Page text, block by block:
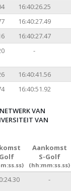
16:40:26.25
16:40:27.49
16:40:27.47
-
16:40:41.56
16:40:51.92
VAN
VAN
Aankomst
S-Golf
(hh:mm:ss.ss)
-